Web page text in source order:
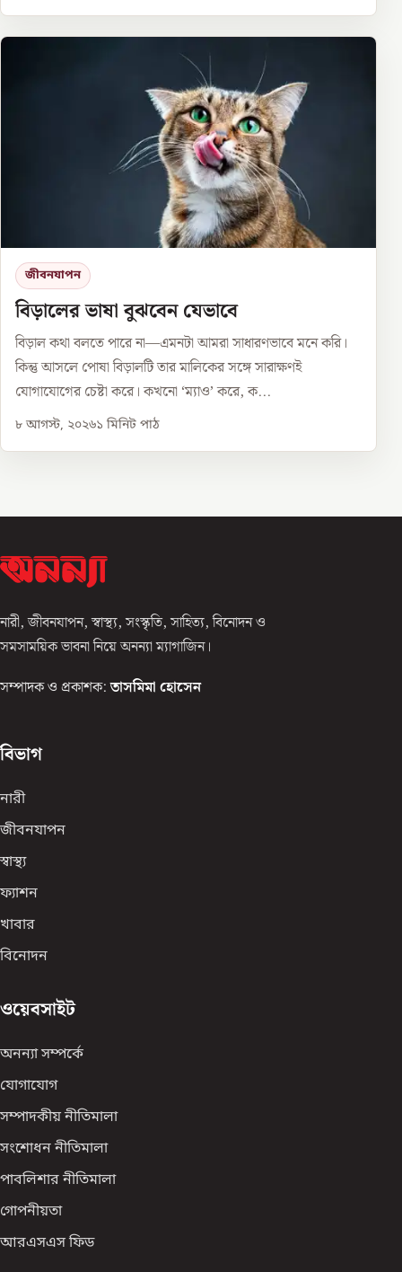
জীবনযাপন
বিড়ালের ভাষা বুঝবেন যেভাবে
বিড়াল কথা বলতে পারে না—এমনটা আমরা সাধারণভাবে মনে করি।
কিন্তু আসলে পোষা বিড়ালটি তার মালিকের সঙ্গে সারাক্ষণই
যোগাযোগের চেষ্টা করে। কখনো ‘ম্যাও’ করে, ক...
৮ আগস্ট, ২০২৬১ মিনিট পাঠ
নারী, জীবনযাপন, স্বাস্থ্য, সংস্কৃতি, সাহিত্য, বিনোদন ও
সমসাময়িক ভাবনা নিয়ে অনন্যা ম্যাগাজিন।
সম্পাদক ও প্রকাশক: তাসমিমা হোসেন
বিভাগ
নারী
জীবনযাপন
স্বাস্থ্য
ফ্যাশন
খাবার
বিনোদন
ওয়েবসাইট
অনন্যা সম্পর্কে
যোগাযোগ
সম্পাদকীয় নীতিমালা
সংশোধন নীতিমালা
পাবলিশার নীতিমালা
গোপনীয়তা
আরএসএস ফিড